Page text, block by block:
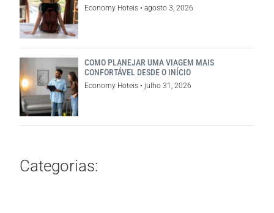
Economy Hoteis agosto 3, 2026
COMO PLANEJAR UMA VIAGEM MAIS
CONFORTÁVEL DESDE O INÍCIO
Economy Hoteis julho 31, 2026
Categorias: